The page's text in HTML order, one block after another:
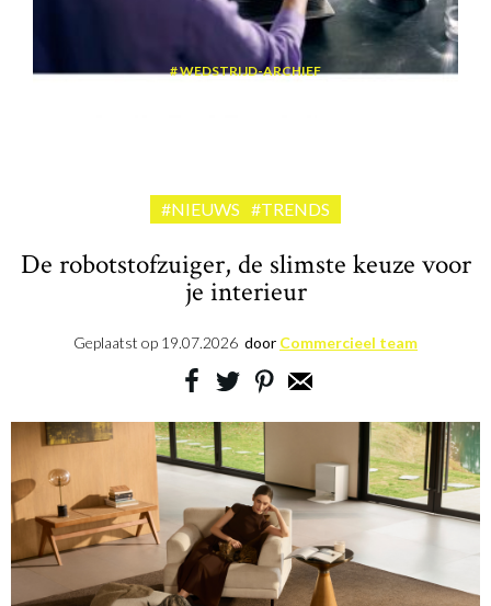
WEDSTRIJD-ARCHIEF
#NIEUWS #TRENDS
De robotstofzuiger, de slimste keuze voor
je interieur
Geplaatst op 19.07.2026 door Commercieel team